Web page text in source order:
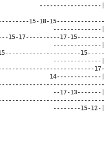
------------------|
--------------|
--------------|
--------------|
14-------------|
--17-13-------|
--------15-12-|